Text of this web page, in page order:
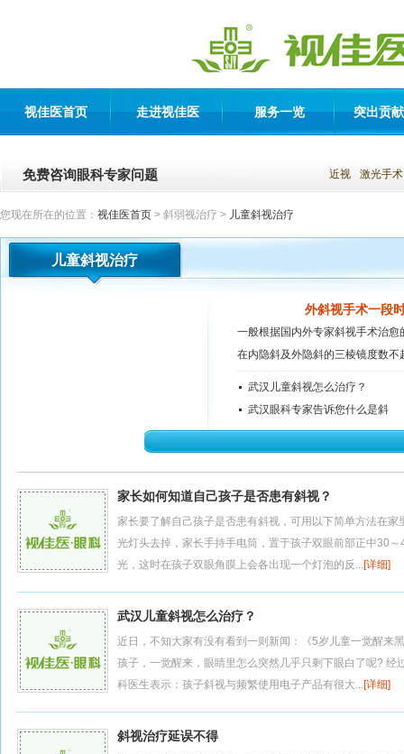
视佳医首页 走进视佳医 服务一览 突出贡
免费咨询眼科专家问题 近视 激光手术
您现在所在的位置： 视佳医首页 > 斜弱视治疗 > 儿童斜视治疗
儿童斜视治疗
外斜视手术一段
一般根据国内外专家斜视手术治
在内隐斜及外隐斜的三棱镜度数不
武汉儿童斜视怎么治疗？
武汉眼科专家告诉您什么是斜
视？
家长如何知道自己孩子是否患有斜视？
家长要了解自己孩子是否患有斜视，可用以下简单方法在
光灯头去掉，家长手持手电筒，置于孩子双眼前部正中30
光，这时在孩子双眼角膜上会各出现一个灯泡的反...[详细]
武汉儿童斜视怎么治疗？
近日，不知大家有没有看到一则新闻：《5岁儿童一觉醒来
孩子，一觉醒来，眼睛里怎么突然几乎只剩下眼白了呢? 经
科医生表示：孩子斜视与频繁使用电子产品有很大...[详细]
斜视治疗延误不得